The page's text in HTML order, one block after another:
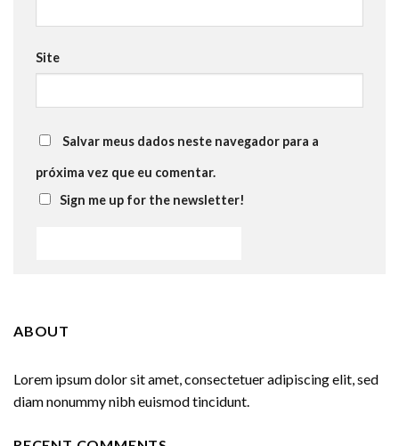
Site
Salvar meus dados neste navegador para a
próxima vez que eu comentar.
Sign me up for the newsletter!
ABOUT
Lorem ipsum dolor sit amet, consectetuer adipiscing elit, sed
diam nonummy nibh euismod tincidunt.